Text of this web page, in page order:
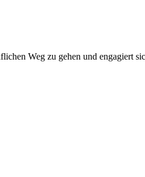
Weg zu gehen und engagiert